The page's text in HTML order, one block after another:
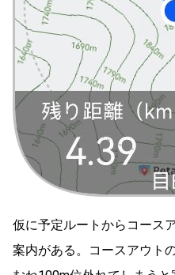
仮に予定ルートからコース
案内がある。コースアウト